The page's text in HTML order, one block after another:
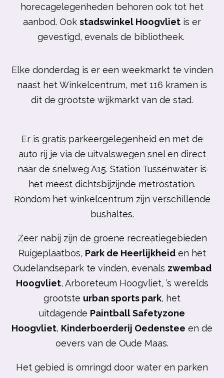
horecagelegenheden behoren ook tot het
aanbod. Ook stadswinkel Hoogvliet is er
gevestigd, evenals de bibliotheek.
Elke donderdag is er een weekmarkt te vinden
naast het Winkelcentrum, met 116 kramen is
dit de grootste wijkmarkt van de stad.
Er is gratis parkeergelegenheid en met de
auto rij je via de uitvalswegen snel en direct
naar de snelweg A15. Station Tussenwater is
het meest dichtsbijzijnde metrostation.
Rondom het winkelcentrum zijn verschillende
bushaltes.
Zeer nabij zijn de groene recreatiegebieden
Ruigeplaatbos, Park de Heerlijkheiden het
Oudelandsepark te vinden, evenals zwembad
Hoogvliet, Arboreteum Hoogvliet, ’s werelds
grootste urban sports park, het
uitdagende Paintball Safetyzone
Hoogvliet, Kinderboerderij Oedenstee en de
oevers van de Oude Maas.
Het gebied is omringd door water en parken